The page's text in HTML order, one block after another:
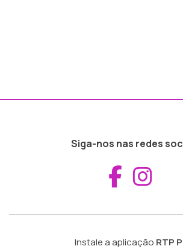
Siga-nos nas redes
Instale a aplicação RTP